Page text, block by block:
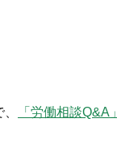
「労働相談Q&A」